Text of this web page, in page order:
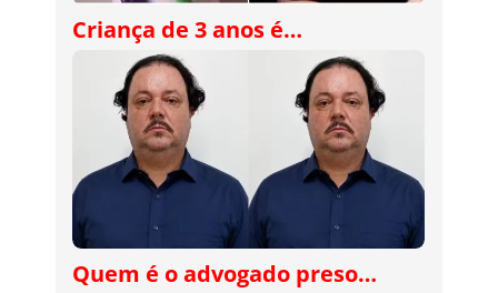
Criança de 3 anos é…
Quem é o advogado preso…